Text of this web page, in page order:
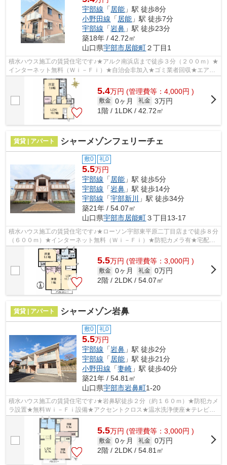
宇部線 「 居能 」駅 徒歩8分
小野田線 「 居能 」駅 徒歩7分
宇部線 「岩鼻 」駅 徒歩23分
築18年 / 42.72㎡
山口県宇部市居能町２丁目1
積水ハウス施工の賃貸住宅です♪★アルク南浜店まで徒歩３分（２００ｍ）★
インターネット無料（Ｗｉ－Ｆｉ）★自治会非加入★ゴミ業者回収★エアコ
ン★対面キッチン★給湯器（追炊き機能付）★...
5.4万円 (管理費等：4,000円 )
敷金 0ヶ月 礼金 3万円
1階 / 1LDK / 42.72㎡
賃貸 | アパート シャーメゾンフェリーチェ
敷0 礼0
5.5万円
宇部線 「 居能 」駅 徒歩5分
宇部線 「岩鼻 」駅 徒歩14分
宇部線 「宇部新川
」駅 徒歩34分
築21年 / 54.07㎡
山口県宇部市居能町３丁目13-17
積水ハウス施工の賃貸住宅です♪★ローソン宇部東平原二丁目店まで徒歩８分
（６００ｍ）★インターネット無料（Ｗｉ－Ｆｉ）★防犯カメラ有★宅配Ｂ
ＯＸ有★エアコン★対面キッチン★給湯器（...
5.5万円 (管理費等：3,000円 )
敷金 0ヶ月 礼金 0万円
2階 / 2LDK / 54.07㎡
賃貸 | アパート シャーメゾン岩鼻
敷0 礼0
5.5万円
宇部線 「岩鼻 」駅 徒歩2分
宇部線 「居能 」駅 徒歩21分
小野田線 「妻崎 」駅 徒歩40分
築21年 / 54.81㎡
山口県宇部市岩鼻町1-20
積水ハウス施工の賃貸住宅です♪★岩鼻駅徒歩２分（約１６０ｍ）★防犯カメ
ラ設置★無料Ｗｉ－Ｆｉ設備★アクセントクロス★温水洗浄便座★テレビモ
5.5万円 (管理費等：3,000円 )
敷金 0ヶ月 礼金 0万円
2階 / 2LDK / 54.81㎡